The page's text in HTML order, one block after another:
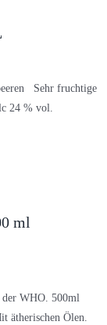
Sehr fruchtige
24 % vol.
ml
der WHO. 500ml
ätherischen Ölen.